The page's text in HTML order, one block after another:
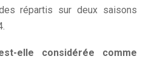
répartis sur deux saisons
elle considérée comme